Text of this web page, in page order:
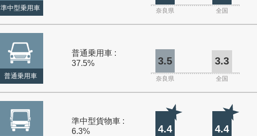
準中型乗用車 奈良県 全国
普通乗用車
普通乗用車 :
37.5%
3.5 3.3
奈良県 全国
準中型貨物車 :
6.3%
4.4 4.4